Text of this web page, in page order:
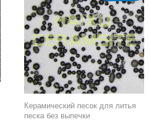
Керамический песок для литья
песка без выпечки